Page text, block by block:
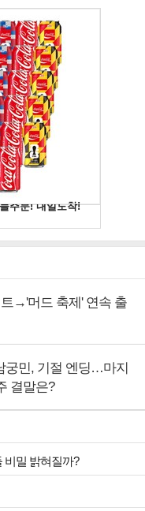
→'머드 축제' 연속 출
궁민, 기절 엔딩…마지
결말은?
비밀 밝혀질까?